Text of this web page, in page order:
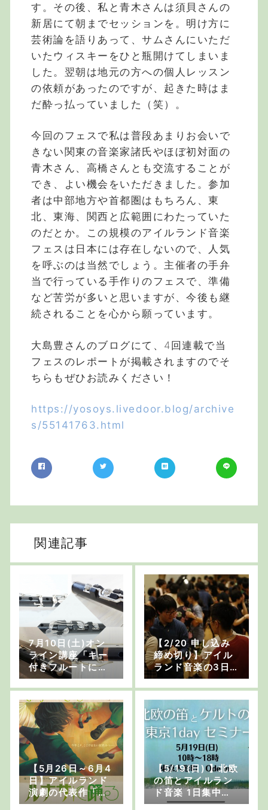
す。その後、私と青木さんは須貝さんの
新居にて朝までセッションを。明け方に
芸術論を語りあって、サムさんにいただ
いたウィスキーをひと瓶開けてしまいま
した。翌朝は地元の方への個人レッスン
の依頼があったのですが、起きた時はま
だ酔っ払っていました（笑）。
今回のフェスで私は普段あまりお会いで
きない関東の音楽家諸氏やほぼ初対面の
青木さん、高橋さんとも交流することが
でき、よい機会をいただきました。参加
者は中部地方や首都圏はもちろん、東
北、東海、関西と広範囲にわたっていた
のだとか。この規模のアイルランド音楽
フェスは日本には存在しないので、人気
を呼ぶのは当然でしょう。主催者の手弁
当で行っている手作りのフェスで、準備
など苦労が多いと思いますが、今後も継
続されることを心から願っています。
大島豊さんのブログにて、4回連載で当
フェスのレポートが掲載されますのでそ
ちらもぜひお読みください！
https://yosoys.livedoor.blog/archive
s/55141763.html
関連記事
7月10日(土)オン
ライン講座「キー
付きフルートにつ
いて」開講しま
す！
【2/20 申し込み
締め切り】アイル
ランド音楽の3日
間の集中講義、IC
Fがオンラインで開
催されます！
【5月26日～6月4
日】アイルランド
演劇の代表作「ル
ナサに踊る」が上
【5/19(日) 】北欧
の笛とアイルラン
ド音楽 1日集中セ
ミナー@東京Ode